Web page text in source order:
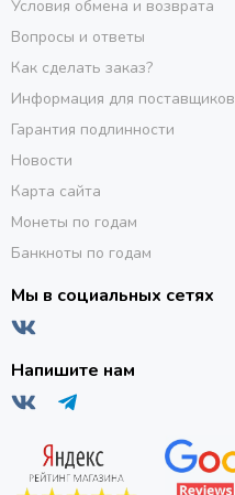
Условия обмена и возврата
Вопросы и ответы
Как сделать заказ?
Информация для поставщиков
Гарантия подлинности
Новости
Карта сайта
Монеты по годам
Банкноты по годам
Мы в социальных сетях
Напишите нам